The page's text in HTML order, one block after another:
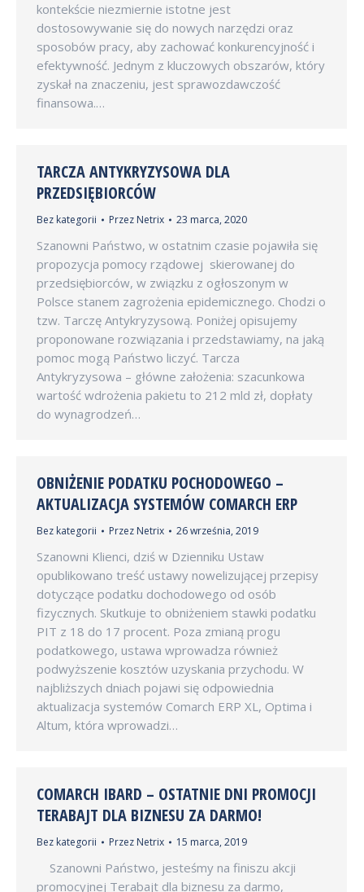
kontekście niezmiernie istotne jest
dostosowywanie się do nowych narzędzi oraz
sposobów pracy, aby zachować konkurencyjność i
efektywność. Jednym z kluczowych obszarów, który
zyskał na znaczeniu, jest sprawozdawczość
finansowa.…
TARCZA ANTYKRYZYSOWA DLA
PRZEDSIĘBIORCÓW
Bez kategorii Przez Netrix 23 marca, 2020
Szanowni Państwo, w ostatnim czasie pojawiła się
propozycja pomocy rządowej skierowanej do
przedsiębiorców, w związku z ogłoszonym w
Polsce stanem zagrożenia epidemicznego. Chodzi o
tzw. Tarczę Antykryzysową. Poniżej opisujemy
proponowane rozwiązania i przedstawiamy, na jaką
pomoc mogą Państwo liczyć. Tarcza
Antykryzysowa – główne założenia: szacunkowa
wartość wdrożenia pakietu to 212 mld zł, dopłaty
do wynagrodzeń…
OBNIŻENIE PODATKU POCHODOWEGO –
AKTUALIZACJA SYSTEMÓW COMARCH ERP
Bez kategorii Przez Netrix 26 września, 2019
Szanowni Klienci, dziś w Dzienniku Ustaw
opublikowano treść ustawy nowelizującej przepisy
dotyczące podatku dochodowego od osób
fizycznych. Skutkuje to obniżeniem stawki podatku
PIT z 18 do 17 procent. Poza zmianą progu
podatkowego, ustawa wprowadza również
podwyższenie kosztów uzyskania przychodu. W
najbliższych dniach pojawi się odpowiednia
aktualizacja systemów Comarch ERP XL, Optima i
Altum, która wprowadzi…
COMARCH IBARD – OSTATNIE DNI PROMOCJI
TERABAJT DLA BIZNESU ZA DARMO!
Bez kategorii Przez Netrix 15 marca, 2019
Szanowni Państwo, jesteśmy na finiszu akcji
promocyjnej Terabajt dla biznesu za darmo,